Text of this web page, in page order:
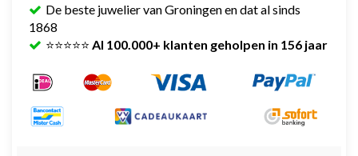
De beste juwelier van Groningen en dat al sinds
1868
⭐⭐⭐⭐⭐ Al 100.000+ klanten geholpen in 156 jaar